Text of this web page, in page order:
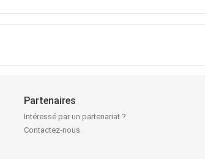
Partenaires
Intéressé par un partenariat ?
Contactez-nous